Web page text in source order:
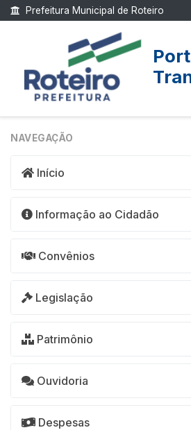
Prefeitura Municipal de Roteiro
NAVEGAÇÃO
Início
Informação ao Cidadão
Convênios
Legislação
Patrimônio
Ouvidoria
Despesas